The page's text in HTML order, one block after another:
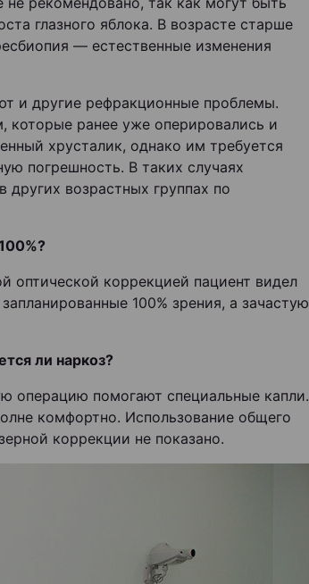
глазного яблока. В возрасте старше
— естественные изменения
и другие рефракционные проблемы.
которые ранее уже оперировались и
хрусталик, однако им требуется
погрешность. В таких случаях
возрастных группах по
коррекцией пациент видел
100% зрения, а зачастую
ли наркоз?
операцию помогают специальные капли.
комфортно. Использование общего
коррекции не показано.